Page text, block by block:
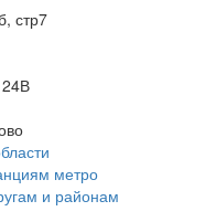
стр7
метро
и районам